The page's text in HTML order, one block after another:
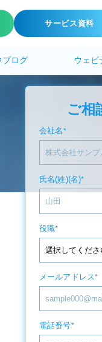
サービス資料
ブログ ウェビ
ご相
会社名 *
氏名(姓)(名)*
役職*
メールアドレス*
電話番号*